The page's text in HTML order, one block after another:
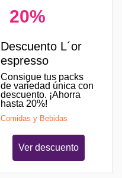
20%
Descuento L´or
espresso
Consigue tus packs
de variedad única con
descuento. ¡Ahorra
hasta 20%!
Comidas y Bebidas
Ver descuento